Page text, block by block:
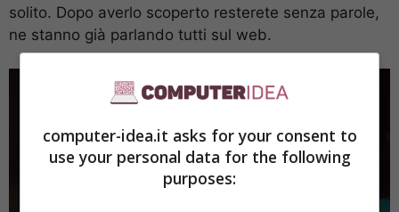
solito. Dopo averlo scoperto resterete senza parole,
ne stanno già parlando tutti sul web.
computer-idea.it asks for your consent to
use your personal data for the following
purposes: